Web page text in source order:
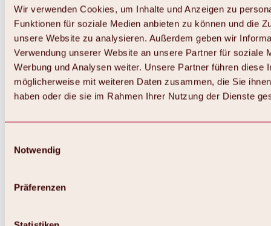
Wir verwenden Cookies, um Inhalte und Anzeigen zu
Funktionen für soziale Medien anbieten zu können und die
unsere Website zu analysieren. Außerdem geben wir
Verwendung unserer Website an unsere Partner für soziale
Werbung und Analysen weiter. Unsere Partner führen diese
möglicherweise mit weiteren Daten zusammen, die Sie
haben oder die sie im Rahmen Ihrer Nutzung der Dienste
Notwendig
Präferenzen